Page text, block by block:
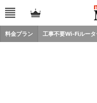
料金プラン 工事不要Wi-Fiルータ